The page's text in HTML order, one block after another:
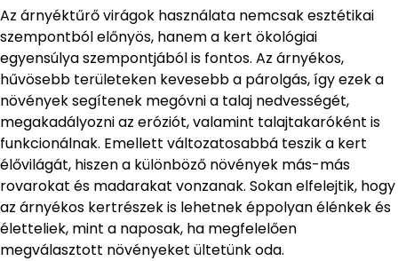
Az árnyéktűrő virágok használata nemcsak esztétikai
szempontból előnyös, hanem a kert ökológiai
egyensúlya szempontjából is fontos. Az árnyékos,
hűvösebb területeken kevesebb a párolgás, így ezek a
növények segítenek megóvni a talaj nedvességét,
megakadályozni az eróziót, valamint talajtakaróként is
funkcionálnak. Emellett változatosabbá teszik a kert
élővilágát, hiszen a különböző növények más-más
rovarokat és madarakat vonzanak. Sokan elfelejtik, hogy
az árnyékos kertrészek is lehetnek éppolyan élénkek és
életteliek, mint a naposak, ha megfelelően
megválasztott növényeket ültetünk oda.